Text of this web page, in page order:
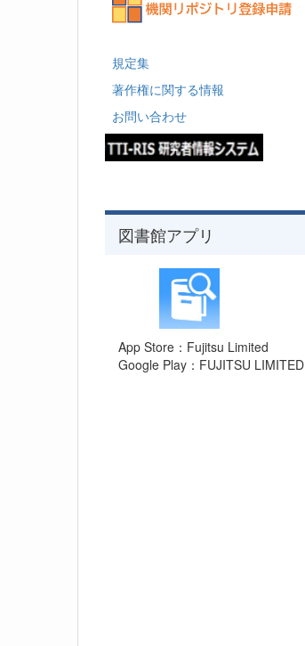
規定集
著作権に関する情報
お問い合わせ
図書館アプリ
App Store：Fujitsu Limited
Google Play：FUJITSU LIMITED